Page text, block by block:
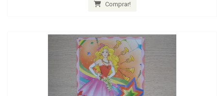
Comprar!